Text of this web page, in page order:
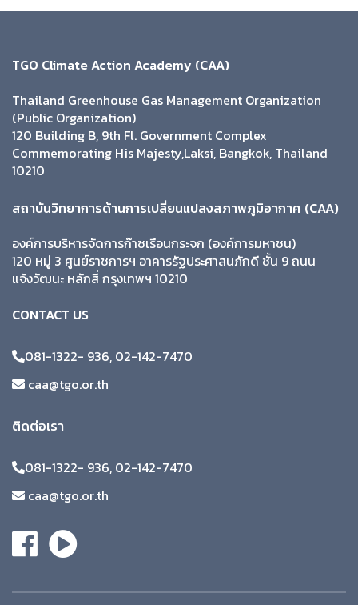
TGO Climate Action Academy (CAA)
Thailand Greenhouse Gas Management Organization
(Public Organization)
120 Building B, 9th Fl. Government Complex
Commemorating His Majesty,Laksi, Bangkok, Thailand
10210
สถาบันวิทยาการด้านการเปลี่ยนแปลงสภาพภูมิอากาศ (CAA)
องค์การบริหารจัดการก๊าซเรือนกระจก (องค์การมหาชน)
120 หมู่ 3 ศูนย์ราชการฯ อาคารรัฐประศาสนภักดี ชั้น 9 ถนน
แจ้งวัฒนะ หลักสี่ กรุงเทพฯ 10210
CONTACT US
081-1322- 936, 02-142-7470
caa@tgo.or.th
ติดต่อเรา
081-1322- 936, 02-142-7470
caa@tgo.or.th